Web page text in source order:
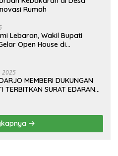
Rumah
Lebaran, Wakil Bupati
Open House di
2025
MEMBERI DUKUNGAN
TERBITKAN SURAT EDARAN